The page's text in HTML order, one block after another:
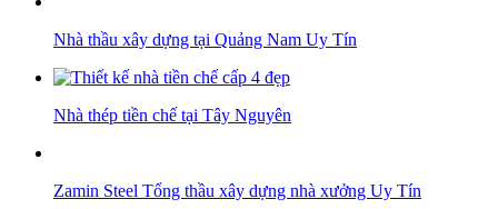
Nhà thầu xây dựng tại Quảng Nam Uy Tín
Nhà thép tiền chế tại Tây Nguyên
Zamin Steel Tổng thầu xây dựng nhà xưởng Uy Tín